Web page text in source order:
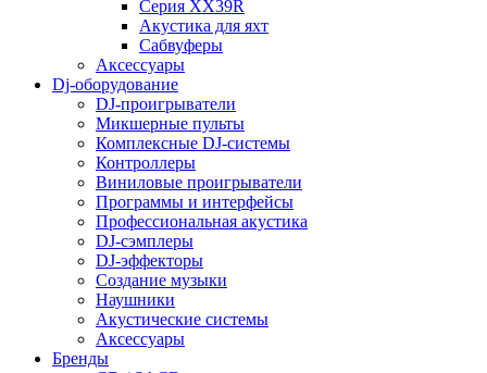
Cерия XX39R
Акустика для яхт
Сабвуферы
Аксессуары
Dj-оборудование
DJ-проигрыватели
Микшерные пульты
Комплексные DJ-системы
Контроллеры
Виниловые проигрыватели
Программы и интерфейсы
Профессиональная акустика
DJ-сэмплеры
DJ-эффекторы
Создание музыки
Наушники
Акустические системы
Аксессуары
Бренды